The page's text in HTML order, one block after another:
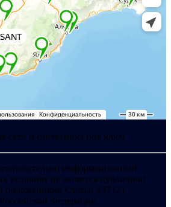
сети и сантехника под ключ
информационный
условиях не является публичной
положениями Статьи 437 (2)
Федерации.